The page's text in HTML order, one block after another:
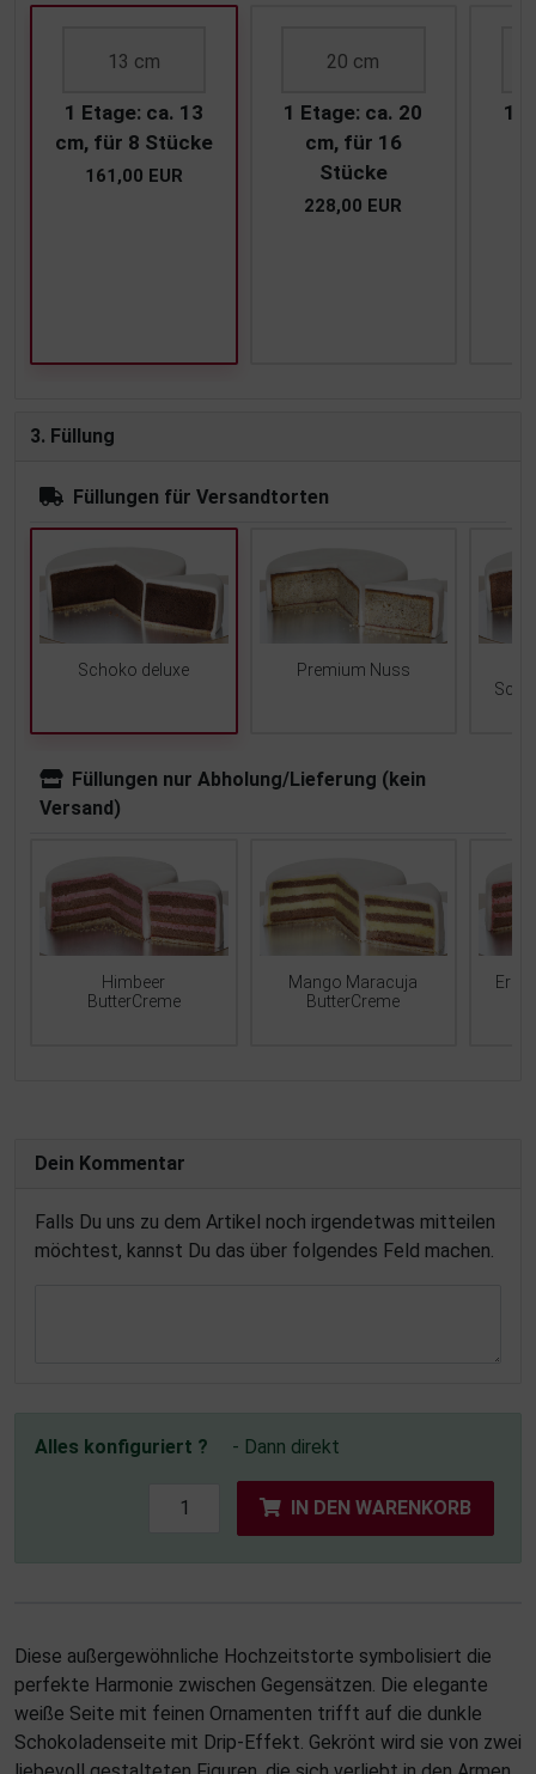
13 cm
1 Etage: ca. 13
cm, für 8 Stücke
161,00 EUR
20 cm
1 Etage: ca. 20
cm, für 16
Stücke
228,00 EUR
1
3. Füllung
Füllungen für Versandtorten
Schoko deluxe
Premium Nuss
Füllungen nur Abholung/Lieferung (kein
Versand)
Himbeer
ButterCreme
Mango Maracuja
ButterCreme
Dein Kommentar
Falls Du uns zu dem Artikel noch irgendetwas mitteilen
möchtest, kannst Du das über folgendes Feld machen.
Alles konfiguriert ? - Dann direkt
IN DEN WARENKORB
Diese außergewöhnliche Hochzeitstorte symbolisiert die
perfekte Harmonie zwischen Gegensätzen. Die elegante
weiße Seite mit feinen Ornamenten trifft auf die dunkle
Schokoladenseite mit Drip-Effekt. Gekrönt wird sie von zwei